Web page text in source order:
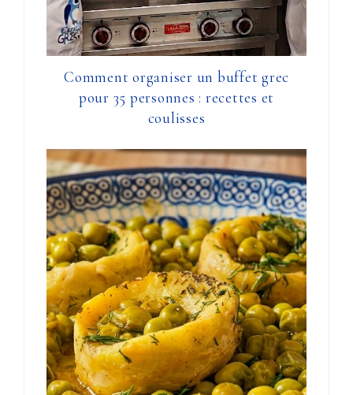
Comment organiser un buffet grec
pour 35 personnes : recettes et
coulisses